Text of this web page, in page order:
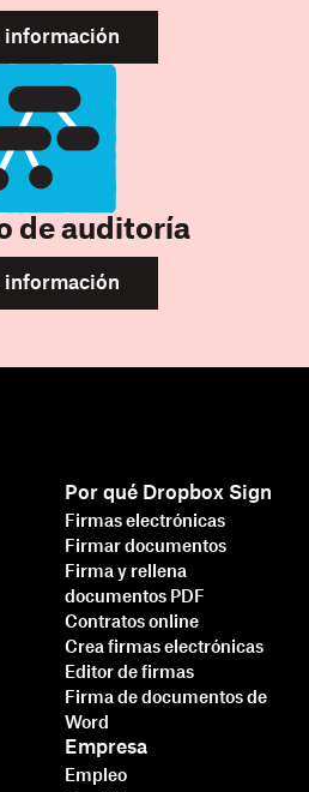
información
de auditoría
información
Por qué Dropbox Sign
Firmas electrónicas
Firmar documentos
Firma y rellena
documentos PDF
Contratos online
Crea firmas electrónicas
Editor de firmas
Firma de documentos de
Word
Empresa
Empleo